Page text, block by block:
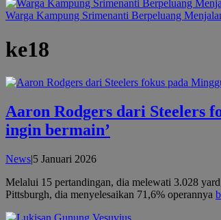
Warga Kampung Srimenanti Berpeluang
ke18
Aaron Rodgers dari Steelers
ingin bermain’
News|5 Januari 2026oleh
Melalui 15 pertandingan, dia melewati 3.028
Pittsburgh, dia menyelesaikan 71,6% operannya